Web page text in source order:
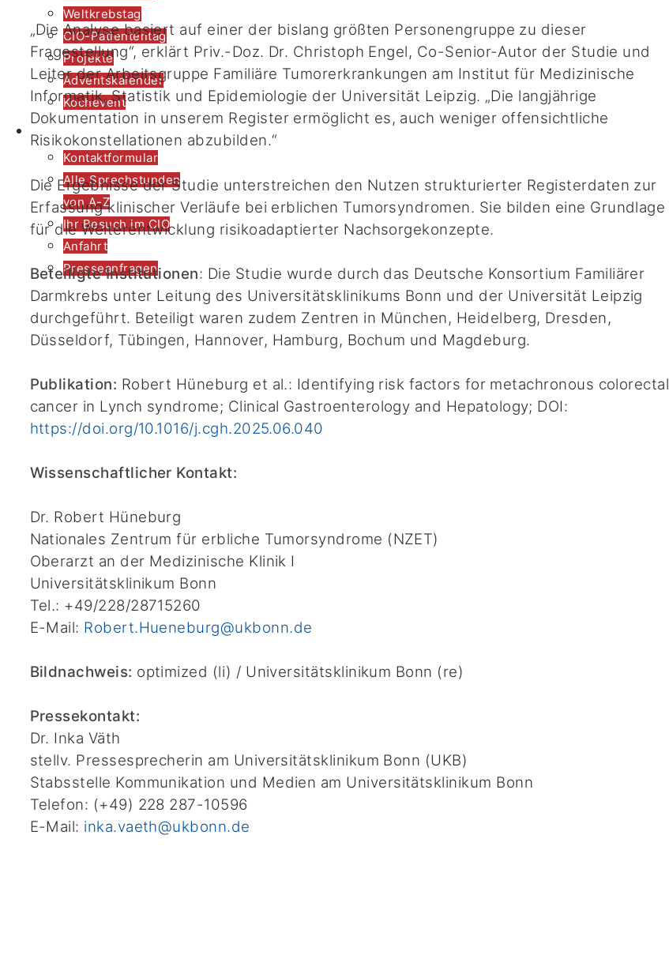
Weltkrebstag
CIO-Patiententag
Projekte
Adventskalender
Kochevent
Kontakt
Kontaktformular
Alle Sprechstunden
von A-Z
Ihr Besuch im CIO
Anfahrt
Presseanfragen
„Die Analyse basiert auf einer der bislang größten Personengruppe zu dieser
Fragestellung“, erklärt Priv.-Doz. Dr. Christoph Engel, Co-Senior-Autor der Studie und
Leiter der Arbeitsgruppe Familiäre Tumorerkrankungen am Institut für Medizinische
Informatik, Statistik und Epidemiologie der Universität Leipzig. „Die langjährige
Dokumentation in unserem Register ermöglicht es, auch weniger offensichtliche
Risikokonstellationen abzubilden.“
Die Ergebnisse der Studie unterstreichen den Nutzen strukturierter Registerdaten zur
Erfassung klinischer Verläufe bei erblichen Tumorsyndromen. Sie bilden eine Grundlage
für die Weiterentwicklung risikoadaptierter Nachsorgekonzepte.
Beteiligte Institutionen: Die Studie wurde durch das Deutsche Konsortium Familiärer
Darmkrebs unter Leitung des Universitätsklinikums Bonn und der Universität Leipzig
durchgeführt. Beteiligt waren zudem Zentren in München, Heidelberg, Dresden,
Düsseldorf, Tübingen, Hannover, Hamburg, Bochum und Magdeburg.
Publikation: Robert Hüneburg et al.: Identifying risk factors for metachronous colorectal
cancer in Lynch syndrome; Clinical Gastroenterology and Hepatology; DOI:
https://doi.org/10.1016/j.cgh.2025.06.040
Wissenschaftlicher Kontakt:
Dr. Robert Hüneburg
Nationales Zentrum für erbliche Tumorsyndrome (NZET)
Oberarzt an der Medizinische Klinik I
Universitätsklinikum Bonn
Tel.: +49/228/28715260
E-Mail: Robert.Hueneburg@ukbonn.de
Bildnachweis: optimized (li) / Universitätsklinikum Bonn (re)
Pressekontakt:
Dr. Inka Väth
stellv. Pressesprecherin am Universitätsklinikum Bonn (UKB)
Stabsstelle Kommunikation und Medien am Universitätsklinikum Bonn
Telefon: (+49) 228 287-10596
E-Mail: inka.vaeth@ukbonn.de